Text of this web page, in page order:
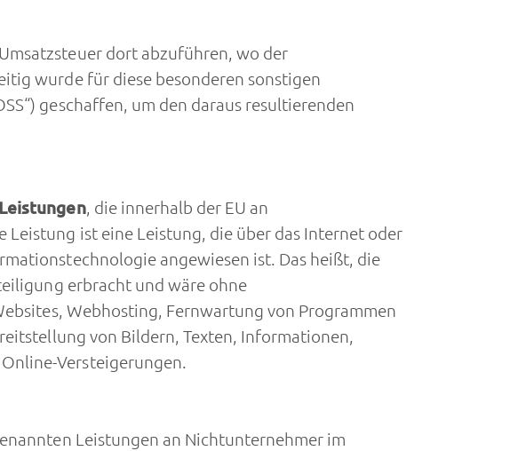
dort abzuführen, wo der
wurde für diese besonderen sonstigen
geschaffen, um den daraus resultierenden
, die innerhalb der EU an
ist eine Leistung, die über das Internet oder
angewiesen ist. Das heißt, die
erbracht und wäre ohne
Webhosting, Fernwartung von Programmen
von Bildern, Texten, Informationen,
Versteigerungen.
Leistungen an Nichtunternehmer im